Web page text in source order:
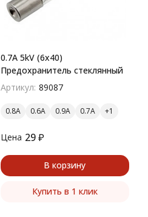
0.7A 5kV (6x40)
Предохранитель стеклянный
Артикул: 89087
0.8A 0.6A 0.9A 0.7A
Цена 29 ₽
В корзину
Купить в 1 клик